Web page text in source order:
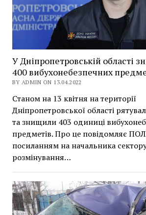
У Дніпропетровській області
400 вибухонебезпечних
BY ADMIN ON 13.04.2022
Станом на 13 квітня на території
Дніпропетровської області
та знищили 403 одиниці
предметів. Про це повідомляє
посиланням на начальника
розмінування…